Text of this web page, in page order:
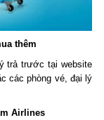
thêm
trả trước tại website
các phòng vé, đại lý
Airlines